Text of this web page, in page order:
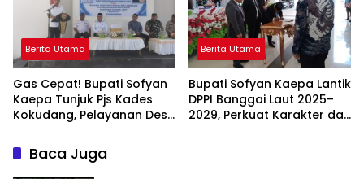
Berita Utama
Gas Cepat! Bupati Sofyan
Kaepa Tunjuk Pjs Kades
Kokudang, Pelayanan Desa
Berita Utama
Bupati Sofyan Kaepa Lantik
DPPI Banggai Laut 2025–
2029, Perkuat Karakter dan
Baca Juga